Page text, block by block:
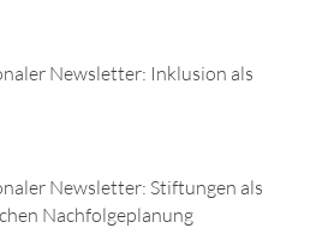
Newsletter: Inklusion als
Newsletter: Stiftungen als
Nachfolgeplanung